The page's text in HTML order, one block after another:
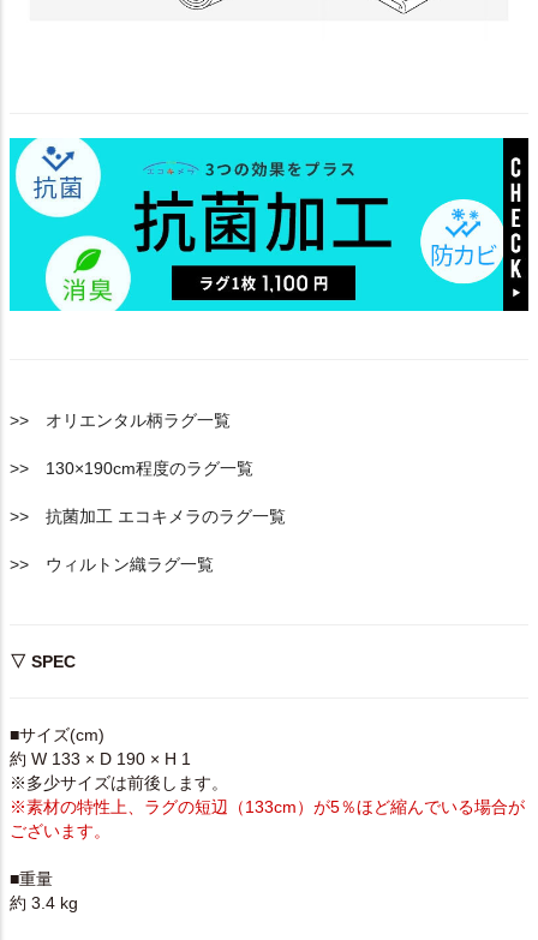
>> オリエンタル柄ラグ一覧
>> 130×190cm程度のラグ一覧
>> 抗菌加工 エコキメラのラグ一覧
>> ウィルトン織ラグ一覧
▽ SPEC
■サイズ(cm)
約 W 133 × D 190 × H 1
※多少サイズは前後します。
※素材の特性上、ラグの短辺（133cm）が5％ほど縮んでいる場合が
ございます。
■重量
約 3.4 kg